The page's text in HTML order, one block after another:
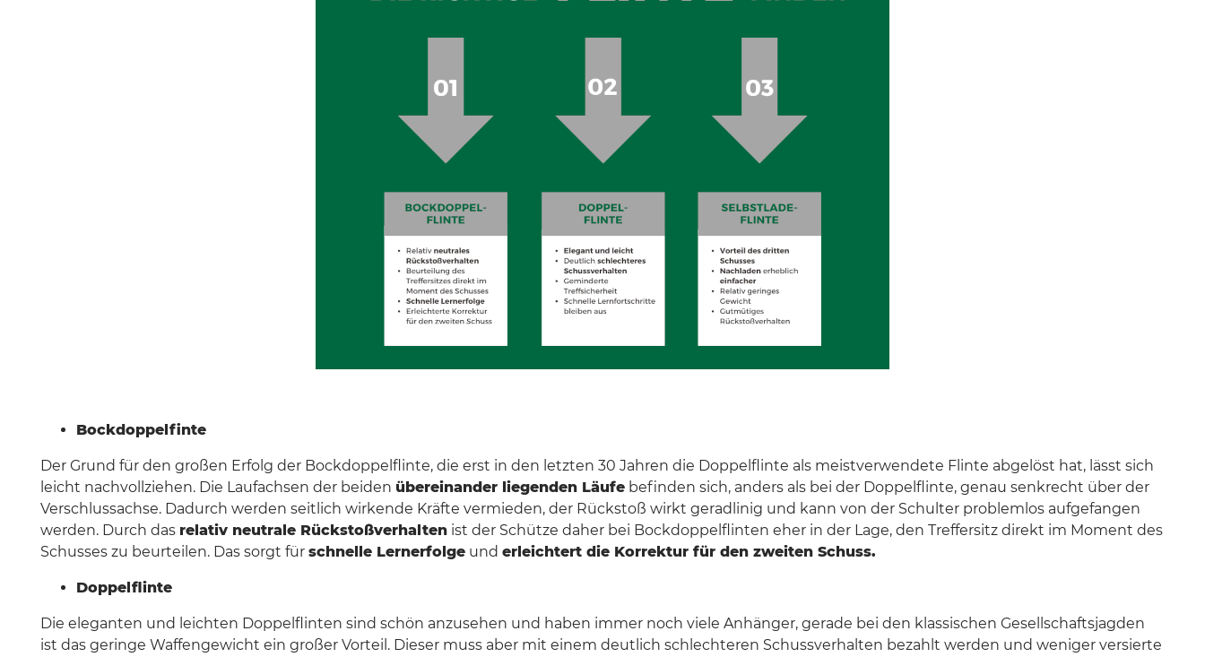
Bockdoppelfinte
Der Grund für den großen Erfolg der Bockdoppelflinte, die erst in den letzten 30 Jahren die Doppelflinte als meistverwendete Flinte abgelöst hat, lässt sich
leicht nachvollziehen. Die Laufachsen der beiden übereinander liegenden Läufe befinden sich, anders als bei der Doppelflinte, genau senkrecht über der
Verschlussachse. Dadurch werden seitlich wirkende Kräfte vermieden, der Rückstoß wirkt geradlinig und kann von der Schulter problemlos aufgefangen
werden. Durch das relativ neutrale Rückstoßverhalten ist der Schütze daher bei Bockdoppelflinten eher in der Lage, den Treffersitz direkt im Moment des
Schusses zu beurteilen. Das sorgt für schnelle Lernerfolge und erleichtert die Korrektur für den zweiten Schuss.
Doppelflinte
Die eleganten und leichten Doppelflinten sind schön anzusehen und haben immer noch viele Anhänger, gerade bei den klassischen Gesellschaftsjagden
ist das geringe Waffengewicht ein großer Vorteil. Dieser muss aber mit einem deutlich schlechteren Schussverhalten bezahlt werden und weniger versierte